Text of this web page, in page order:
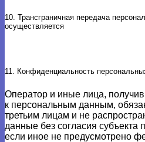
10. Трансграничная передача
осуществляется
11. Конфиденциальность
Оператор и иные лица,
к персональным данным,
третьим лицам и не
данные без согласия субъекта
если иное не предусмотрено